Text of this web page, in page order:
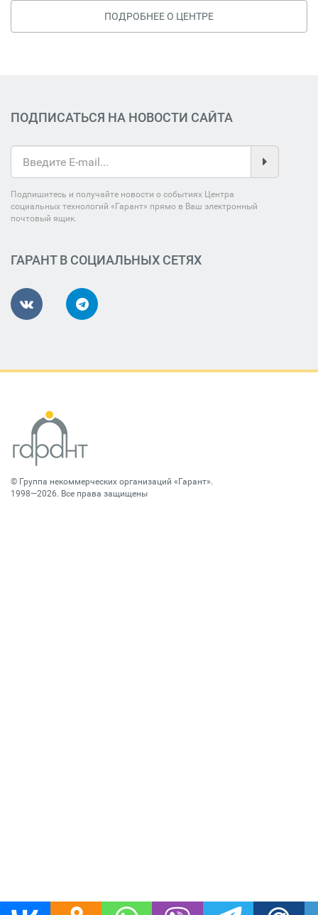
ПОДРОБНЕЕ О ЦЕНТРЕ
ПОДПИСАТЬСЯ НА НОВОСТИ САЙТА
Подпишитесь и получайте новости о событиях Центра
социальных технологий «Гарант» прямо в Ваш электронный
почтовый ящик.
ГАРАНТ В СОЦИАЛЬНЫХ СЕТЯХ
© Группа некоммерческих организаций «Гарант».
1998—2026. Все права защищены